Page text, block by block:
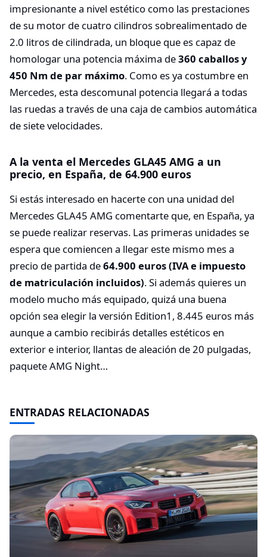
impresionante a nivel estético como las prestaciones
de su motor de cuatro cilindros sobrealimentado de
2.0 litros de cilindrada, un bloque que es capaz de
homologar una potencia máxima de360 caballos y
450 Nm de par máximo. Como es ya costumbre en
Mercedes, esta descomunal potencia llegará a todas
las ruedas a través de una caja de cambios automática
de siete velocidades.
A la venta el Mercedes GLA45 AMG a un
precio, en España, de 64.900 euros
Si estás interesado en hacerte con una unidad del
Mercedes GLA45 AMG comentarte que, en España, ya
se puede realizar reservas. Las primeras unidades se
espera que comiencen a llegar este mismo mes a
precio de partida de64.900 euros (IVA e impuesto
de matriculación incluidos). Si además quieres un
modelo mucho más equipado, quizá una buena
opción sea elegir la versión Edition1, 8.445 euros más
aunque a cambio recibirás detalles estéticos en
exterior e interior, llantas de aleación de 20 pulgadas,
paquete AMG Night…
ENTRADAS RELACIONADAS